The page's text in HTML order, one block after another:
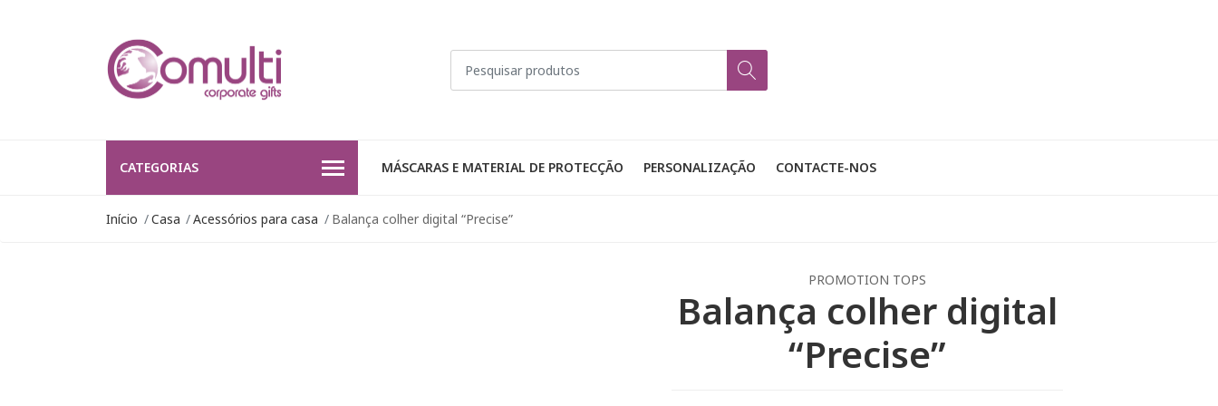
CATEGORIAS MÁSCARAS E MATERIAL DE PROTECÇÃO PERSONALIZAÇÃO CONTACTE-NOS
Início Casa Acessórios para casa Balança colher digital “Precise”
PROMOTION TOPS
Balança colher digital
“Precise”